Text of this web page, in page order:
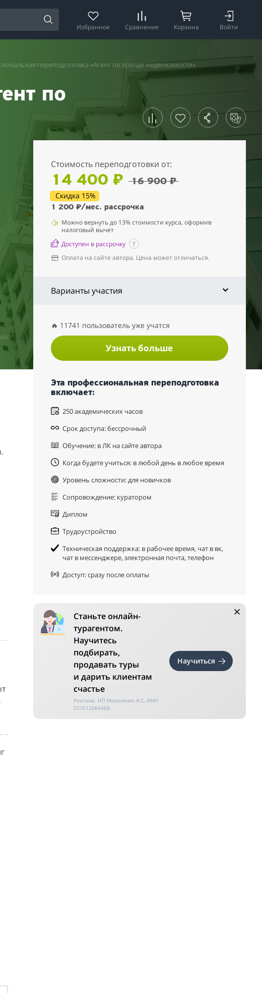
Избранное Сравнение Корзина Войти
переподготовка «Агент по аренде недвижимости»
по
Стоимость переподготовки от:
14 400 ₽ 16 900 ₽
Скидка 15%
1 200 ₽/мес. рассрочка
Можно вернуть до 13% стоимости курса, оформив
налоговый вычет
Доступен в рассрочку
?
Оплата на сайте автора. Цена может отличаться.
Варианты участия
🔥 11741 пользователь уже учатся
Узнать больше
Эта профессиональная переподготовка
включает:
250 академических часов
Срок доступа: бессрочный
Обучение: в ЛК на сайте автора
Когда будете учиться: в любой день в любое время
Уровень сложности: для новичков
Сопровождение: куратором
Диплом
Трудоустройство
Техническая поддержка: в рабочее время, чат в вк,
чат в мессенджере, электронная почта, телефон
Доступ: сразу после оплаты
Станьте онлайн-
турагентом.
Научитесь
подбирать,
продавать туры
и дарить клиентам
счастье
Реклама. ИП Морозенко А.С. ИНН
027612084468
Научиться